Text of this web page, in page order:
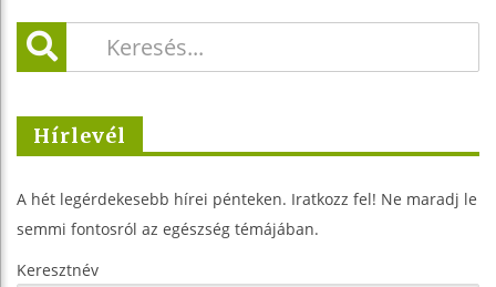
Hírlevél
A hét legérdekesebb hírei pénteken. Iratkozz fel! Ne maradj le
semmi fontosról az egészség témájában.
Keresztnév